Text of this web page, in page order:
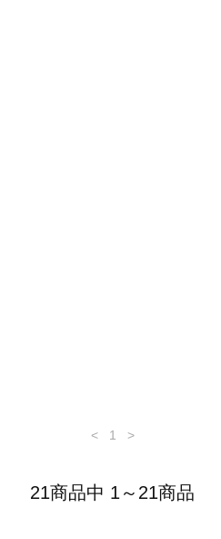
< 1 >
21商品中 1～21商品